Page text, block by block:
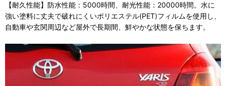
【耐久性能】防水性能：5000時間、耐光性能：20000時間。水に
強い塗料に丈夫で破れにくいポリエステル(PET)フィルムを使用し、
自動車や玄関周辺など屋外で長期間、鮮やかな状態を保ちます。